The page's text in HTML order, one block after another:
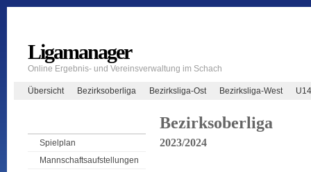
Ligamanager
Online Ergebnis- und Vereinsverwaltung im Schach
Übersicht Bezirksoberliga Bezirksliga-Ost Bezirksliga-West
Spielplan
Mannschaftsaufstellungen
Bezirksoberliga
2023/2024